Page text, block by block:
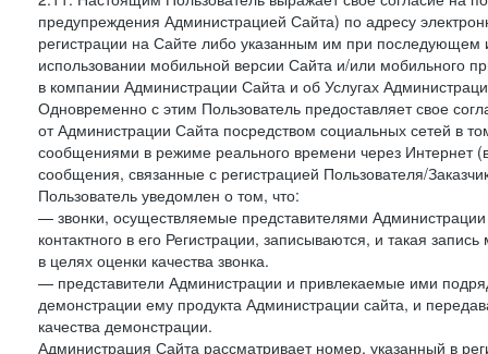
предупреждения Администрацией Сайта) по адресу
регистрации на Сайте либо указанным им при
использовании мобильной версии Сайта и/или мобильного
в компании Администрации Сайта и об Услугах
Одновременно с этим Пользователь предоставляет свое
от Администрации Сайта посредством социальных сетей в
сообщениями в режиме реального времени через Интернет
сообщения, связанные с регистрацией Пользователя/
Пользователь уведомлен о том, что:
— звонки, осуществляемые представителями
контактного в его Регистрации, записываются, и такая
в целях оценки качества звонка.
— представители Администрации и привлекаемые ими
демонстрации ему продукта Администрации сайта, и
качества демонстрации.
Администрация Сайта рассматривает номер, указанный в